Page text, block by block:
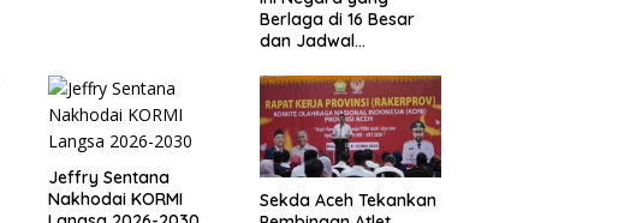
Berlaga di 16 Besar
dan Jadwal
Perdelapan final Piala
Dunia 2026
Jeffry Sentana
Nakhodai KORMI
Sekda Aceh Tekankan